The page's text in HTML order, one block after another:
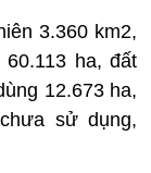
3.360 km2,
ha, đất
12.673 ha,
sử dụng,